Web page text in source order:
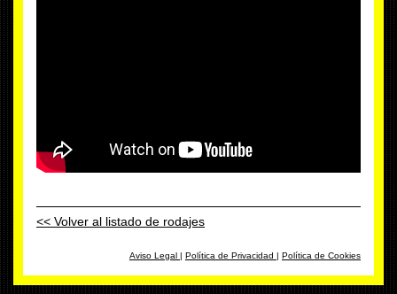
<< Volver al listado de rodajes
Aviso Legal | Política de Privacidad | Política de Cookies